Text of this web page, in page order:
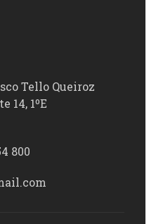
Tello Queiroz
14, 1ºE
800